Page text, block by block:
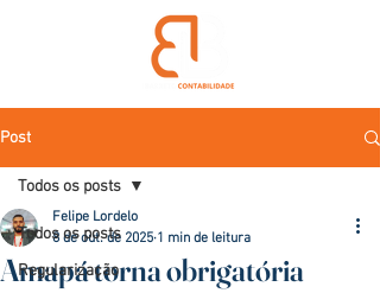
Post
Todos os posts
Regularização
Todos os posts
Amapá torna obrigatória
Felipe Lordelo
8 de out. de 2025 1 min de leitura